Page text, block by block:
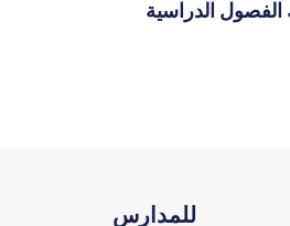
الدراسية
للمدارس